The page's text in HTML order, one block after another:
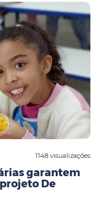
1148 visualizações
garantem
De